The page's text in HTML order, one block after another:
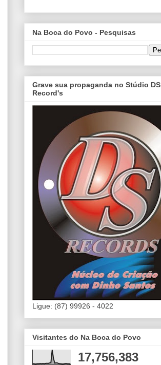
Na Boca do Povo - Pesquisas
Grave sua propaganda no Stúdio DS
Record's
Ligue: (87) 99926 - 4022
Visitantes do Na Boca do Povo
17,756,383